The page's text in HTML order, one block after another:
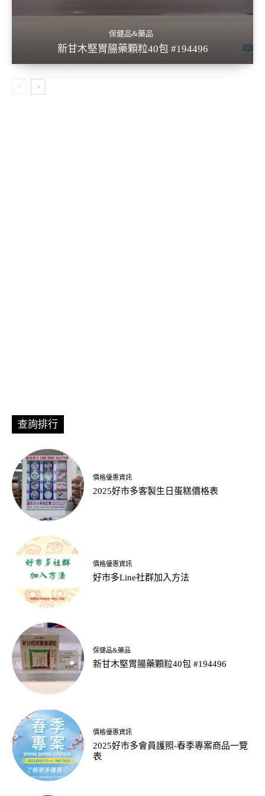
保健品&藥品
新甘木堅胃腸藥顆粒40包 #194496
查詢排行
價格優惠資訊
2025好市多客製生日蛋糕價格表
價格優惠資訊
好市多Line社群加入方法
保健品&藥品
新甘木堅胃腸藥顆粒40包 #194496
價格優惠資訊
2025好市多會員護照-春季專案商品一覽
表